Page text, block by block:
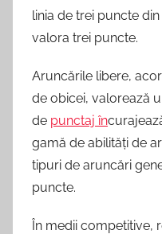
linia de trei puncte
valora trei puncte.
Aruncările libere,
de obicei, valorează
de punctaj în
gamă de abilități de
tipuri de aruncări
puncte.
În medii competitive,